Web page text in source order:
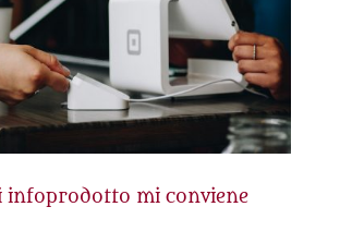
infoprodotto mi conviene